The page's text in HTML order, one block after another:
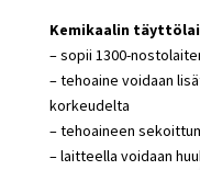
Kemikaalin
– sopii 1300-
– tehoaine voidaan
korkeudelta
– tehoaineen
– laitteella voidaan